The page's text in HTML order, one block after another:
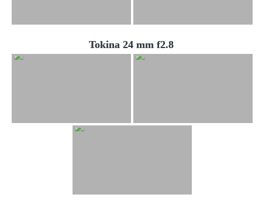
Tokina 24 mm f2.8